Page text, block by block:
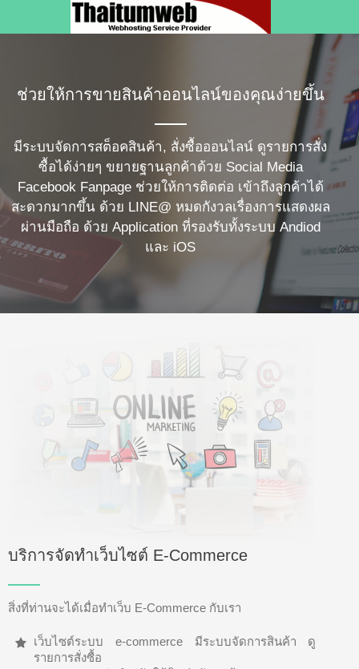
ช่วยให้การขายสินค้าออนไลน์ของคุณง่ายขึ้น
มีระบบจัดการสต็อคสินค้า, สั่งซื้อออนไลน์ ดูรายการสั่ง
ซื้อได้ง่ายๆ ขยายฐานลูกค้าด้วย Social Media
Facebook Fanpage ช่วยให้การติดต่อ เข้าถึงลูกค้าได้
สะดวกมากขึ้น ด้วย LINE@ หมดกังวลเรื่องการแสดงผล
ผ่านมือถือ ด้วย Application ที่รองรับทั้งระบบ Andiod
และ iOS
บริการจัดทำเว็บไซต์ E-Commerce
สิ่งที่ท่านจะได้เมื่อทำเว็บ E-Commerce กับเรา
เว็บไซต์ระบบ e-commerce มีระบบจัดการสินค้า ดู
รายการสั่งซื้อ